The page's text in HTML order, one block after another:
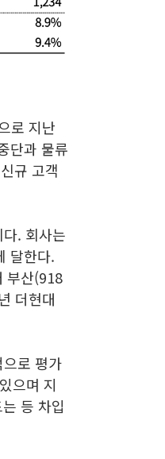
로 지난
단과 물류
규 고객
. 회사는
달한다.
부산(918
더현대
로 평가
으며 지
등 차입